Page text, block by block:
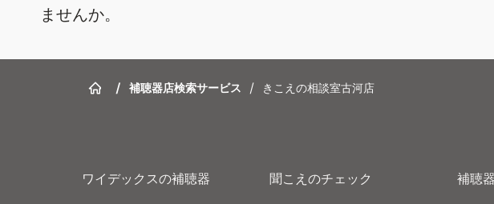
ませんか。
/ 補聴器店検索サービス / きこえの相談室古河店
ワイデックスの補聴器
聞こえのチェック
補聴